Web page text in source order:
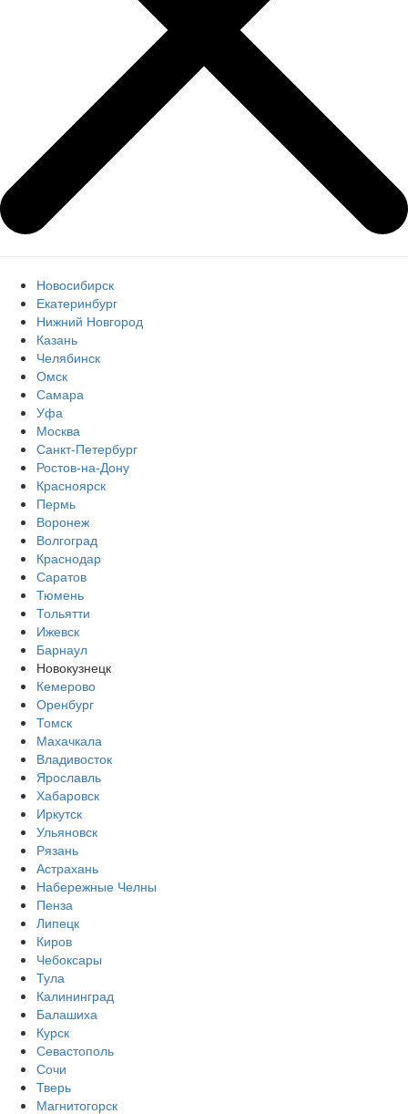
Новосибирск
Екатеринбург
Нижний Новгород
Казань
Челябинск
Омск
Самара
Уфа
Москва
Санкт-Петербург
Ростов-на-Дону
Красноярск
Пермь
Воронеж
Волгоград
Краснодар
Саратов
Тюмень
Тольятти
Ижевск
Барнаул
Новокузнецк
Кемерово
Оренбург
Томск
Махачкала
Владивосток
Ярославль
Хабаровск
Иркутск
Ульяновск
Рязань
Астрахань
Набережные Челны
Пенза
Липецк
Киров
Чебоксары
Тула
Калининград
Балашиха
Курск
Севастополь
Сочи
Тверь
Магнитогорск